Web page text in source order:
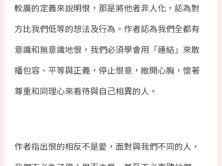
較廣的定義來說明恨，那是將他者非人化，認為對
方比我們低等的想法及行為。作者認為我們全都有
意識和無意識地恨，我們必須學會用「連結」來散
播包容、平等與正義，停止恨意，敞開心胸，懷著
尊重和同理心來看待與自己相異的人。
作者指出恨的相反不是愛，面對與我們不同的人，